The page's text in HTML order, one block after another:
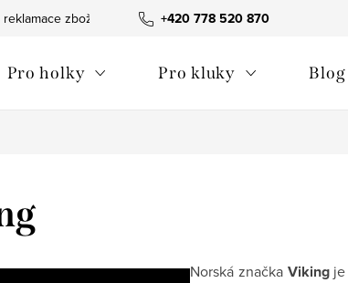
+420 778 520 870
zboží Obchodní podmínky
Pro holky Pro kluky Blog
Norská značka Vikingje